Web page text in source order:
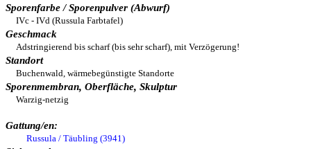
Sporenfarbe / Sporenpulver (Abwurf)
IVc - IVd (Russula Farbtafel)
Geschmack
Adstringierend bis scharf (bis sehr scharf), mit Verzögerung!
Standort
Buchenwald, wärmebegünstigte Standorte
Sporenmembran, Oberfläche, Skulptur
Warzig-netzig
Gattung/en:
Russula / Täubling (3941)